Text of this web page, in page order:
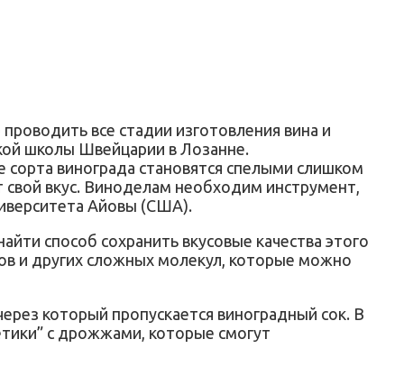
все стадии изготовления вина и
школы Швейцарии в Лозанне.
винограда становятся спелыми слишком
вкус. Виноделам необходим инструмент,
Айовы (США).
способ сохранить вкусовые качества этого
и других сложных молекул, которые можно
который пропускается виноградный сок. В
с дрожжами, которые смогут